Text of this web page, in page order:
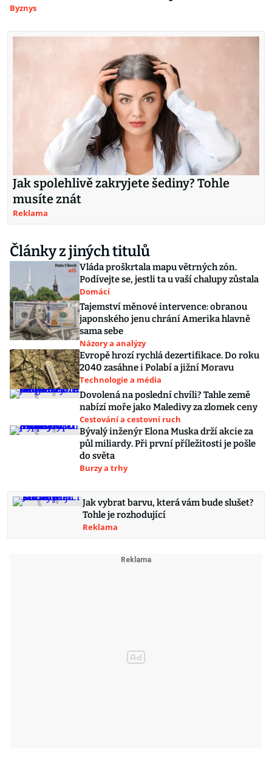
Byznys
Jak spolehlivě zakryjete šediny? Tohle
musíte znát
Reklama
Články z jiných titulů
Vláda proškrtala mapu větrných zón.
Podívejte se, jestli ta u vaší chalupy zůstala
Domácí
Tajemství měnové intervence: obranou
japonského jenu chrání Amerika hlavně
sama sebe
Názory a analýzy
Evropě hrozí rychlá dezertifikace. Do roku
2040 zasáhne i Polabí a jižní Moravu
Technologie a média
Dovolená na poslední chvíli? Tahle země
nabízí moře jako Maledivy za zlomek ceny
Cestování a cestovní ruch
Bývalý inženýr Elona Muska drží akcie za
půl miliardy. Při první příležitosti je pošle
do světa
Burzy a trhy
Jak vybrat barvu, která vám bude slušet?
Tohle je rozhodující
Reklama